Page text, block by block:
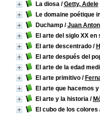
La diosa/Getty, Adele
Le domaine poétique
Duchamp/Juan
El arte del siglo XX
El arte descentrado/
El arte después del
El arte de la edad
El arte primitivo/
El arte que hacemos
El arte y la historia/
El cubo de los colores